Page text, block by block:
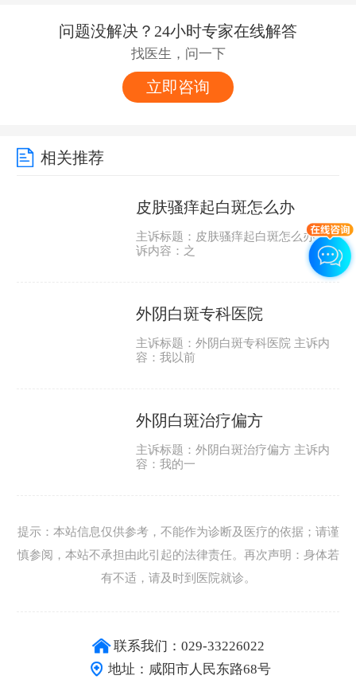
问题没解决？24小时专家在线解答
找医生，问一下
立即咨询
相关推荐
皮肤骚痒起白斑怎么办
主诉标题：皮肤骚痒起白斑怎么办 主
诉内容：之
外阴白斑专科医院
主诉标题：外阴白斑专科医院 主诉内
容：我以前
外阴白斑治疗偏方
主诉标题：外阴白斑治疗偏方 主诉内
容：我的一
提示：本站信息仅供参考，不能作为诊断及医疗的依据；请谨
慎参阅，本站不承担由此引起的法律责任。再次声明：身体若
有不适，请及时到医院就诊。
联系我们：029-33226022
地址：咸阳市人民东路68号